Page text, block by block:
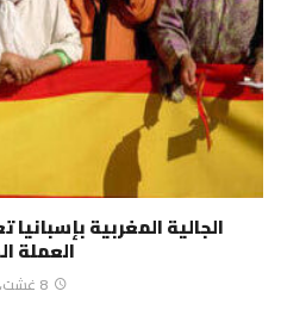
الجالية المغربية
العملة
8 غشت، 2026